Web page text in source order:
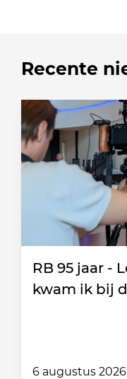
Recente
RB 95 jaar -
kwam ik bij
6 augustus 2026